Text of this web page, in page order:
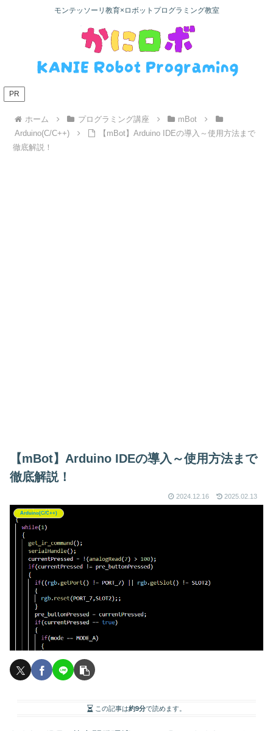
モンテッソーリ教育×ロボットプログラミング教室
PR
ホーム プログラミング講座
mBot
Arduino(C/C++)
【mBot】Arduino IDEの導入～使用方法まで
徹底解説！
【mBot】Arduino IDEの導入～使用方法まで
徹底解説！
2024.12.16 2025.02.13
Arduino(C/C++)
この記事は約9分で読めます。